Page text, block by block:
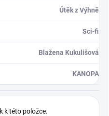
Útěk z Výhně
Sci-fi
Blažena Kukulišová
KANOPA
k této položce.